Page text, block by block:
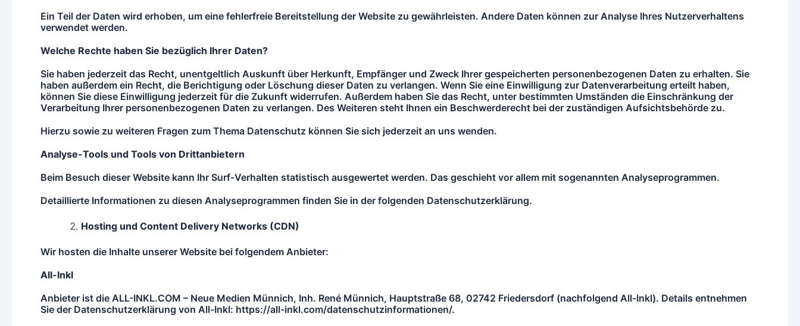
Ein Teil der Daten wird erhoben, um eine fehlerfreie Bereitstellung der Website zu gewährleisten. Andere Daten können zur Analyse Ihres Nutzerverhaltens
verwendet werden.
Welche Rechte haben Sie bezuglich Ihrer Daten?
Sie haben jederzeit das Recht, unentgeltlich Auskunft über Herkunft, Empfänger und Zweck Ihrer gespeicherten personenbezogenen Daten zu erhalten. Sie
haben außerdem ein Recht, die Berichtigung oder Löschung dieser Daten zu verlangen. Wenn Sie eine Einwilligung zur Datenverarbeitung erteilt haben,
können Sie diese Einwilligung jederzeit für die Zukunft widerrufen. Außerdem haben Sie das Recht, unter bestimmten Umständen die Einschränkung der
Verarbeitung Ihrer personenbezogenen Daten zu verlangen. Des Weiteren steht Ihnen ein Beschwerderecht bei der zuständigen Aufsichtsbehörde zu.
Hierzu sowie zu weiteren Fragen zum Thema Datenschutz können Sie sich jederzeit an uns wenden.
Analyse-Tools und Tools von Drittanbietern
Beim Besuch dieser Website kann Ihr Surf-Verhalten statistisch ausgewertet werden. Das geschieht vor allem mit sogenannten Analyseprogrammen.
Detaillierte Informationen zu diesen Analyseprogrammen finden Sie in der folgenden Datenschutzerklärung.
Hosting und Content Delivery Networks (CDN)
Wir hosten die Inhalte unserer Website bei folgendem Anbieter:
All-Inkl
Anbieter ist die ALL-INKL.COM – Neue Medien Münnich, Inh. René Münnich, Hauptstraße 68, 02742 Friedersdorf (nachfolgend All-Inkl). Details entnehmen
Sie der Datenschutzerklärung von All-Inkl: https://all-inkl.com/datenschutzinformationen/.